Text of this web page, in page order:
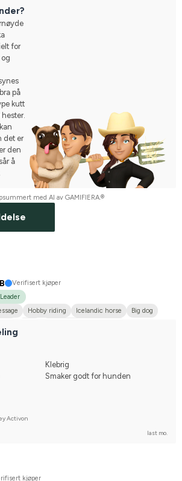
for
på
kutt
det er
den
å
med AI av GAMIFIERA.®
Verifisert kjøper
Hobby riding Icelandic horse
Big dog
Klebrig
Smaker godt for hunden
Activon
last mo.
kjøper